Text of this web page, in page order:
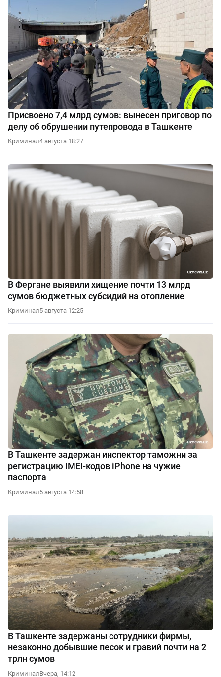
Присвоено 7,4 млрд сумов: вынесен приговор по
делу об обрушении путепровода в Ташкенте
Криминал4 августа 18:27
В Фергане выявили хищение почти 13 млрд
сумов бюджетных субсидий на отопление
Криминал5 августа 12:25
В Ташкенте задержан инспектор таможни за
регистрацию IMEI-кодов iPhone на чужие
паспорта
Криминал5 августа 14:58
В Ташкенте задержаны сотрудники фирмы,
незаконно добывшие песок и гравий почти на 2
трлн сумов
КриминалВчера, 14:12